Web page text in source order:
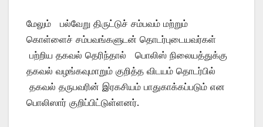
மேலும் பல்வேறு திருட்டுச் சம்பவம் மற்றும்
கொள்ளைச் சம்பவங்களுடன் தொடர்புடையவர்கள்
பற்றிய தகவல் தெரிந்தால் பொலிஸ் நிலையத்துக்கு
தகவல் வழங்கவுமாறும் குறித்த விடயம் தொடர்பில்
தகவல் தருபவரின் இரகசியம் பாதுகாக்கப்படும் என
பொலிஸார் குறிப்பிட்டுள்ளனர்.